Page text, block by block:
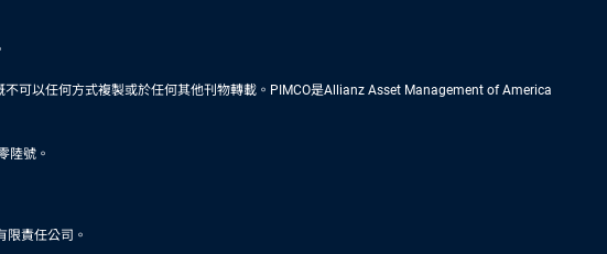
可以任何方式複製或於任何其他刊物轉載。PIMCO是Allianz Asset Management of America
陸號。
限責任公司。